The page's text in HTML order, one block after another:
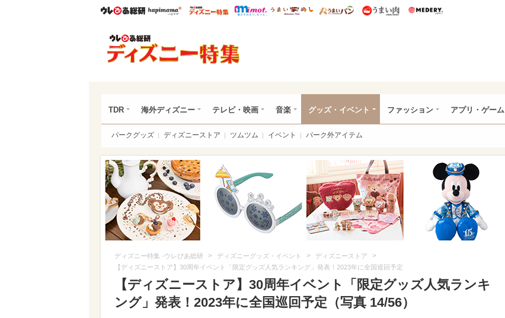
ウレぴあ総研ハピママ* ウレぴあ総研 ディズニー特集
mimot. うまいめし うまいパン うまい肉
TDR 海外ディズニー テレビ・映画 音楽 グッズ・イベント ファッション アプリ・ゲーム
パークグッズ ディズニーストア ツムツム イベント パーク外アイテム
ディズニー特集 -ウレぴあ総研 > ディズニーグッズ・イベント > ディズニーストア >
【ディズニーストア】30周年イベント「限定グッズ人気ランキング」発表！2023年に全国巡回予定
【ディズニーストア】30周年イベント「限定グッズ人気ランキ
ング」発表！2023年に全国巡回予定（写真 14/56）